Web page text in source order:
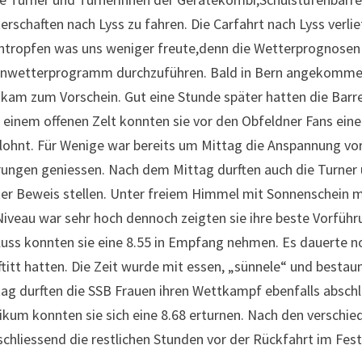
nach Lyss zu fahren. Die Carfahrt nach Lyss
was uns weniger freute,denn die
durchzuführen. Bald in Bern
zum Vorschein. Gut eine Stunde später hatten die
offenen Zelt konnten sie vor den Obfeldner Fans
Für Wenige war bereits um Mittag die Anspannung
geniessen. Nach dem Mittag durften auch die Turner
Beweis stellen. Unter freiem Himmel mit Sonnenschein
war sehr hoch dennoch zeigten sie ihre beste
konnten sie eine 8.55 in Empfang nehmen. Es dauerte
hatten. Die Zeit wurde mit essen, „sünnele“ und
durften die SSB Frauen ihren Wettkampf ebenfalls
konnten sie sich eine 8.68 erturnen. Nach den
die restlichen Stunden vor der Rückfahrt im